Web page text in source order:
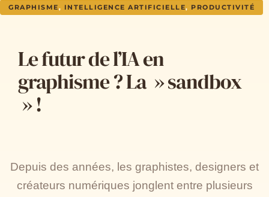
GRAPHISME, INTELLIGENCE ARTIFICIELLE, PRODUCTIVITÉ
Le futur de l’IA en
graphisme ? La » sandbox
» !
Depuis des années, les graphistes, designers et
créateurs numériques jonglent entre plusieurs